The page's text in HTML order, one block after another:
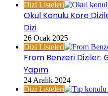
Dizi Listeleri
Okul Konulu Kore
Dizi
26 Ocak 2025
Dizi Listeleri
From Benzeri Diziler:
Yapım
24 Aralık 2024
Dizi Listeleri